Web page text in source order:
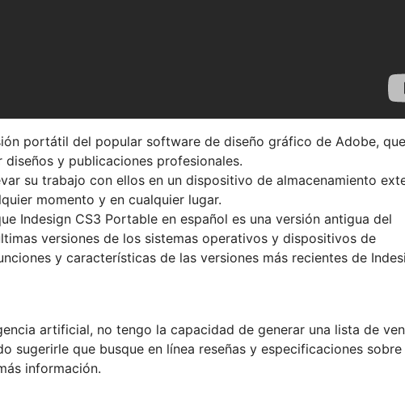
portátil del popular software de diseño gráfico de Adobe, que
y publicaciones profesionales.
su trabajo con ellos en un dispositivo de almacenamiento
momento y en cualquier lugar.
Indesign CS3 Portable en español es una versión antigua del
versiones de los sistemas operativos y dispositivos de
y características de las versiones más recientes de
artificial, no tengo la capacidad de generar una lista de
sugerirle que busque en línea reseñas y especificaciones sobre
información.